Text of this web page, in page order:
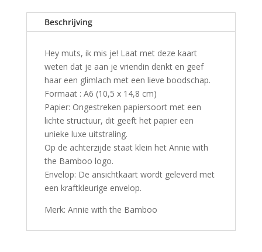
aantal
Beschrijving
Hey muts, ik mis je! Laat met deze kaart
weten dat je aan je vriendin denkt en geef
haar een glimlach met een lieve boodschap.
Formaat : A6 (10,5 x 14,8 cm)
Papier: Ongestreken papiersoort met een
lichte structuur, dit geeft het papier een
unieke luxe uitstraling.
Op de achterzijde staat klein het Annie with
the Bamboo logo.
Envelop: De ansichtkaart wordt geleverd met
een kraftkleurige envelop.
Merk: Annie with the Bamboo